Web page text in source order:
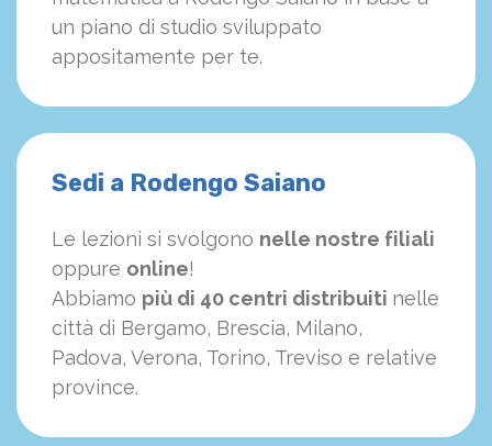
un piano di studio sviluppato
appositamente per te.
Sedi a Rodengo Saiano
Le lezioni si svolgono nelle nostre filiali
oppure online!
Abbiamo più di 40 centri distribuiti nelle
città di Bergamo, Brescia, Milano,
Padova, Verona, Torino, Treviso e relative
province.